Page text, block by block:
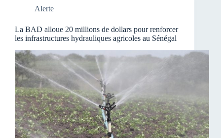
Alerte
La BAD alloue 20 millions de dollars pour renforcer
les infrastructures hydrauliques agricoles au Sénégal